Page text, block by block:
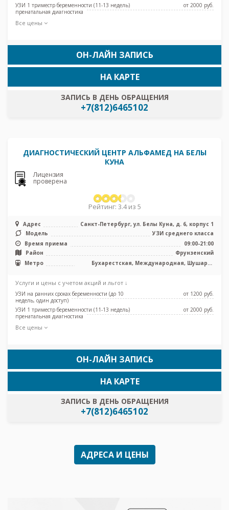
УЗИ 1 триместр беременности (11-13 недель)
пренатальная диагностика
от 2000 pуб.
Все цены
ОН-ЛАЙН ЗАПИСЬ
ЗАПИСЬ В ДЕНЬ ОБРАЩЕНИЯ
+7(812)6465102
НА КАРТЕ
ДИАГНОСТИЧЕСКИЙ ЦЕНТР АЛЬФАМЕД НА БЕЛЫ
КУНА
Лицензия
проверена
Рейтинг: 3.4 из 5
Адрес
Санкт-Петербург, ул. Белы Куна, д. 6, корпус 1
Модель
УЗИ среднего класса
Время приема
09:00-21:00
Район
Фрунзенский
Метро
Бухарестская, Международная, Шушары,
Услуги и цены с учетом акций и льгот ↓
УЗИ на ранних сроках беременности (до 10
недель, один доступ)
от 1200 pуб.
УЗИ 1 триместр беременности (11-13 недель)
пренатальная диагностика
от 2000 pуб.
Все цены
ОН-ЛАЙН ЗАПИСЬ
ЗАПИСЬ В ДЕНЬ ОБРАЩЕНИЯ
+7(812)6465102
НА КАРТЕ
АДРЕСА И ЦЕНЫ